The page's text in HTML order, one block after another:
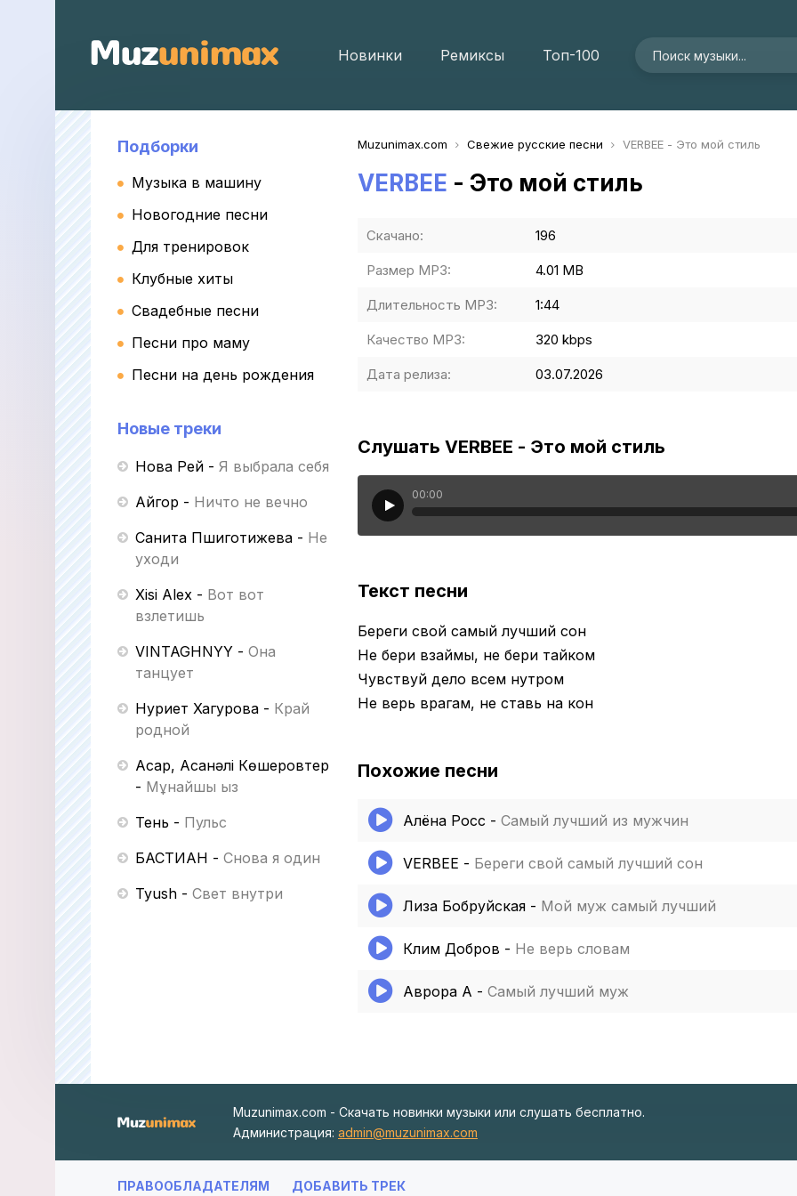
Новинки Ремиксы Топ-100
Подборки
Музыка в машину
Новогодние песни
Для тренировок
Клубные хиты
Свадебные песни
Песни про маму
Песни на день рождения
Новые треки
Нова Рей - Я выбрала себя
Айгор - Ничто не вечно
Санита Пшиготижева - Не
уходи
Xisi Alex - Вот вот
взлетишь
VINTAGHNYY - Она
танцует
Нуриет Хагурова - Край
родной
Асқар, Асанәлі Көшеровтер
- Мұнайшы қыз
Тень - Пульс
БАСТИАН - Снова я один
Tyush - Свет внутри
Muzunimax.com Свежие русские песни VERBEE - Это мой стиль
VERBEE - Это мой стиль
Скачано: 196
Размер MP3: 4.01 MB
Длительность MP3: 1:44
Качество MP3: 320 kbps
Дата релиза: 03.07.2026
Слушать VERBEE - Это мой стиль
00:00
Текст песни
Береги свой самый лучший сон
Не бери взаймы, не бери тайком
Чувствуй дело всем нутром
Не верь врагам, не ставь на кон
Похожие песни
Алёна Росс - Самый лучший из мужчин
VERBEE - Береги свой самый лучший сон
Лиза Бобруйская - Мой муж самый лучший
Клим Добров - Не верь словам
Аврора А - Самый лучший муж
Muzunimax.com - Скачать новинки музыки или слушать бесплатно.
Администрация: admin@muzunimax.com
ПРАВООБЛАДАТЕЛЯМ ДОБАВИТЬ ТРЕК